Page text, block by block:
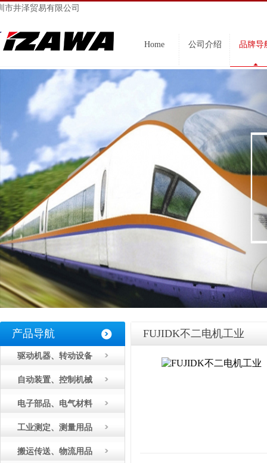
市井泽贸易有限公司
Home 公司介绍 品牌导
产品导航
驱动机器、转动设备
自动装置、控制机械
电子部品、电气材料
工业测定、测量用品
搬运传送、物流用品
FUJIDK不二电机工业